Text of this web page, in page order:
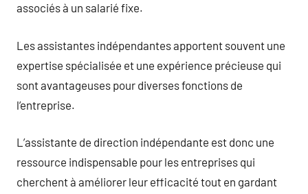
associés à un salarié fixe.
Les assistantes indépendantes apportent souvent une
expertise spécialisée et une expérience précieuse qui
sont avantageuses pour diverses fonctions de
l’entreprise.
L’assistante de direction indépendante est donc une
ressource indispensable pour les entreprises qui
cherchent à améliorer leur efficacité tout en gardant